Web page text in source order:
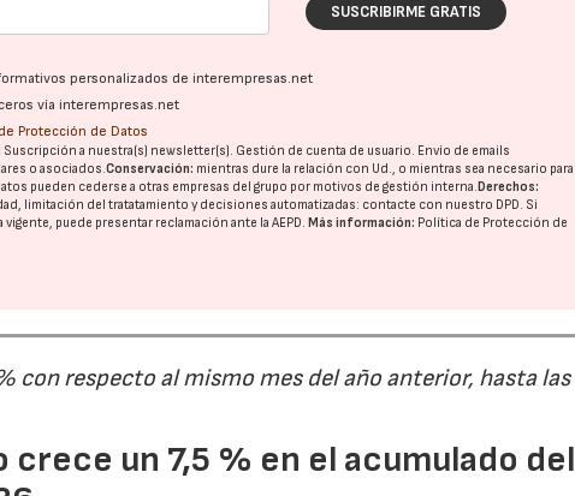
SUSCRIBIRME GRATIS
personalizados de interempresas.net
vía interempresas.net
Protección de Datos
Suscripción a nuestra(s) newsletter(s). Gestión de cuenta de usuario. Envío de emails
o asociados.Conservación: mientras dure la relación con Ud., o mientras sea necesario para
pueden cederse a otras empresas del grupo por motivos de gestión interna. Derechos:
limitación del tratatamiento y decisiones automatizadas: contacte con nuestro DPD. Si
vigente, puede presentar reclamación ante laAEPD. Más información: Política de Protección de
con respecto al mismo mes del año anterior, hasta las
un 7,5 % en el acumulado del
28/07/2026 30/07/2026